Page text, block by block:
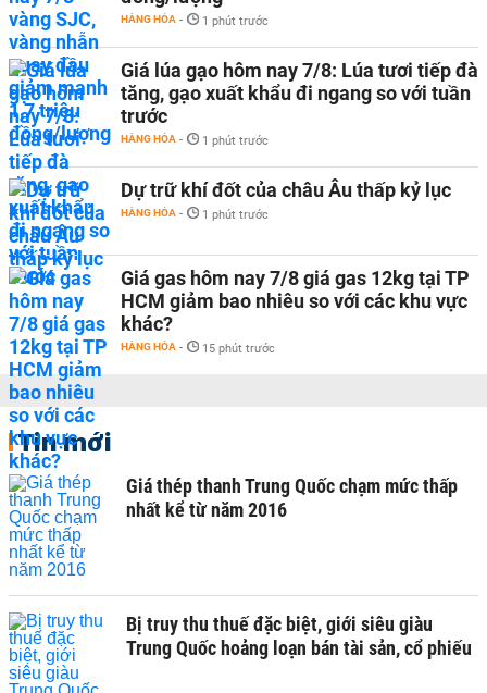
HÀNG HÓA - 1 phút trước
Giá lúa gạo hôm nay 7/8: Lúa tươi tiếp đà
tăng, gạo xuất khẩu đi ngang so với tuần
trước
HÀNG HÓA - 1 phút trước
Dự trữ khí đốt của châu Âu thấp kỷ lục
HÀNG HÓA - 1 phút trước
Giá gas hôm nay 7/8 giá gas 12kg tại TP
HCM giảm bao nhiêu so với các khu vực
khác?
HÀNG HÓA - 15 phút trước
Tin mới
Giá thép thanh Trung Quốc chạm mức thấp
nhất kể từ năm 2016
Bị truy thu thuế đặc biệt, giới siêu giàu
Trung Quốc hoảng loạn bán tài sản, cổ phiếu